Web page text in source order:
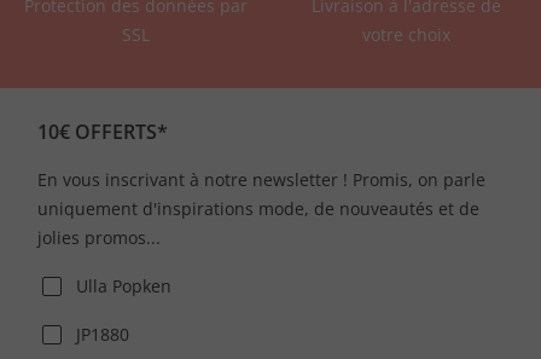
Protection des données par
SSL
Livraison à l'adresse de
votre choix
10€ OFFERTS*
En vous inscrivant à notre newsletter ! Promis, on parle
uniquement d'inspirations mode, de nouveautés et de
jolies promos...
Ulla Popken
JP1880